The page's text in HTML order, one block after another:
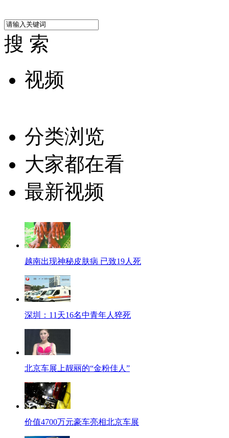
搜 索
视频
分类浏览
大家都在看
最新视频
越南出现神秘皮肤病 已致19人死
深圳：11天16名中青年人猝死
北京车展上靓丽的“金粉佳人”
价值4700万元豪车亮相北京车展